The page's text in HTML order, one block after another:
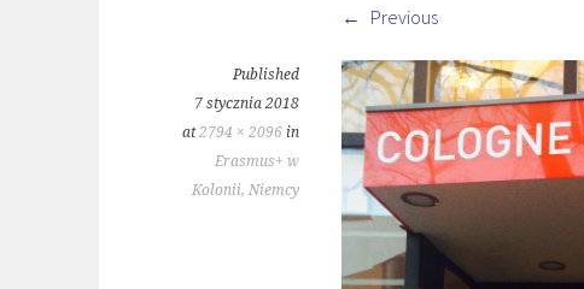
Previous
Published
7 stycznia 2018
at2794 × 2096 in
Erasmus+ w
Kolonii, Niemcy